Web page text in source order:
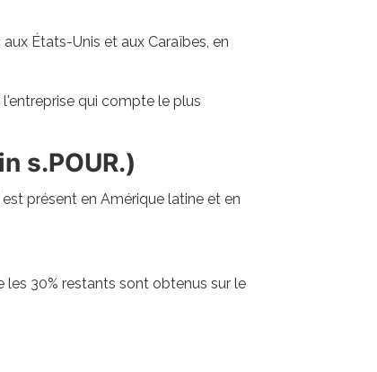
États-Unis et aux Caraïbes, en
qui compte le plus
s.POUR.)
présent en Amérique latine et en
30% restants sont obtenus sur le